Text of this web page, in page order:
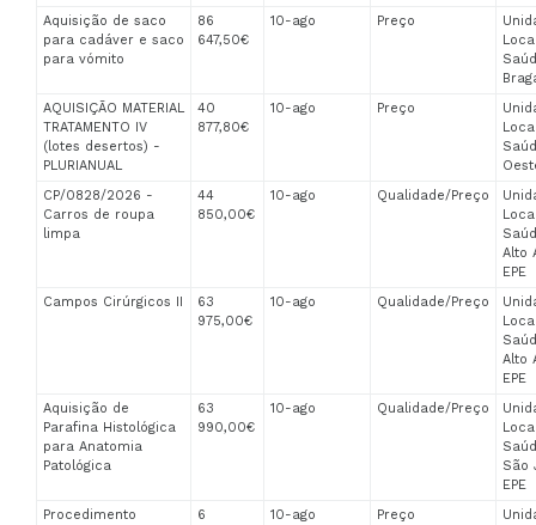
Aquisição de saco
para cadáver e saco
para vómito
86
647,50€
10-ago Preço
AQUISIÇÃO MATERIAL
TRATAMENTO IV
(lotes desertos) -
PLURIANUAL
40
877,80€
10-ago Preço
CP/0828/2026 -
Carros de roupa
limpa
44
850,00€
10-ago Qualidade/Preço
Alto
EPE
Campos Cirúrgicos II
63
975,00€
10-ago Qualidade/Preço
Alto
EPE
Aquisição de
Parafina Histológica
para Anatomia
Patológica
63
990,00€
10-ago Qualidade/Preço
São
EPE
Procedimento
6
10-ago Preço